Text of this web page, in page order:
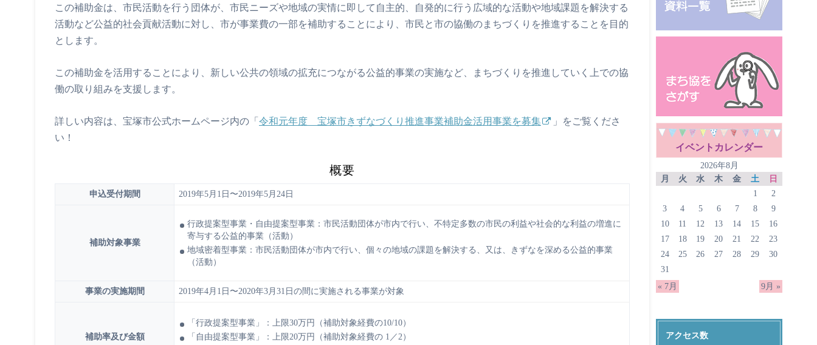
この補助金は、市民活動を行う団体が、市民ニーズや地域の実情に即して自主的、自発的に行う広域的な活動や地域課題を解決する
活動など公益的社会貢献活動に対し、市が事業費の一部を補助することにより、市民と市の協働のまちづくりを推進することを目的
とします。
この補助金を活用することにより、新しい公共の領域の拡充につながる公益的事業の実施など、まちづくりを推進していく上での協
働の取り組みを支援します。
詳しい内容は、宝塚市公式ホームページ内の「 令和元年度 宝塚市きずなづくり推進事業補助金活用事業を募集
」をご覧くださ
い！
概要
申込受付期間 2019年5月1日〜2019年5月24日
補助対象事業
行政提案型事業・自由提案型事業：市民活動団体が市内で行い、不特定多数の市民の利益や社会的な利益の増進に
寄与する公益的事業（活動）
地域密着型事業：市民活動団体が市内で行い、個々の地域の課題を解決する、又は、きずなを深める公益的事業
（活動）
事業の実施期間 2019年4月1日〜2020年3月31日の間に実施される事業が対象
補助率及び金額
「行政提案型事業」：上限30万円（補助対象経費の10/10）
「自由提案型事業」：上限20万円（補助対象経費の 1／2）
イベントカレンダー
2026年8月
月
火 水 木 金 土
日
1
2
3
4 5 6 7 8
9
10
11 12 13 14 15
16
17
18 19 20 21 22
23
24
25 26 27 28 29
30
31
« 7月
9月 »
アクセス数